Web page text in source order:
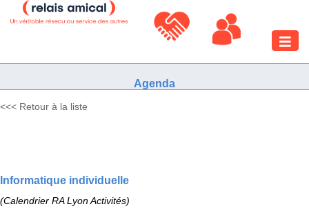
Toggle
Agenda
<<< Retour à la liste
Informatique individuelle
(Calendrier RA Lyon Activités)